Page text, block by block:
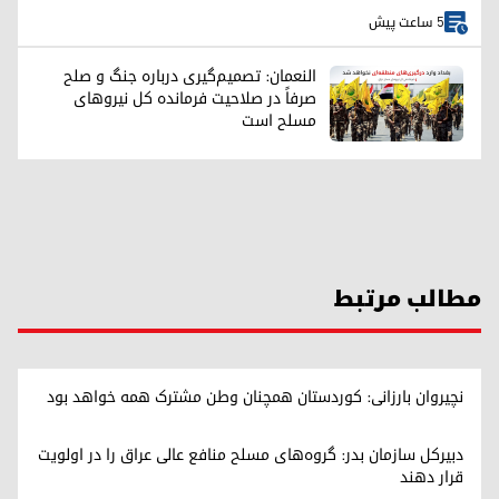
5 ساعت پیش
النعمان: تصمیم‌گیری درباره جنگ و صلح
صرفاً در صلاحیت فرمانده کل نیروهای
مسلح است
مطالب مرتبط
نچیروان بارزانی: کوردستان همچنان وطن مشترک همه خواهد بود
دبیرکل سازمان بدر: گروه‌های مسلح منافع عالی عراق را در اولویت
قرار دهند